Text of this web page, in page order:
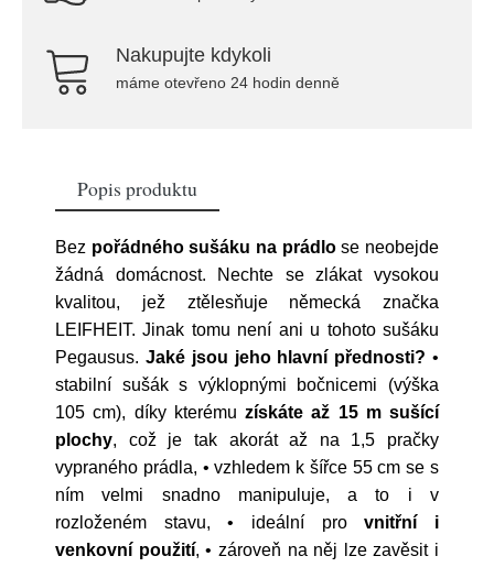
Nakupujte kdykoli
máme otevřeno 24 hodin denně
Popis produktu
Bez pořádného sušáku na prádlose neobejde
žádná domácnost. Nechte se zlákat vysokou
kvalitou, jež ztělesňuje německá značka
LEIFHEIT. Jinak tomu není ani u tohoto sušáku
Pegausus. Jaké jsou jeho hlavní přednosti? •
stabilní sušák s výklopnými bočnicemi (výška
105 cm), díky kterému získáte až 15 m sušící
plochy, což je tak akorát až na 1,5 pračky
vypraného prádla, • vzhledem k šířce 55 cm se s
ním velmi snadno manipuluje, a to i v
rozloženém stavu, • ideální provnitřní i
venkovní použití, • zároveň na něj lze zavěsit i